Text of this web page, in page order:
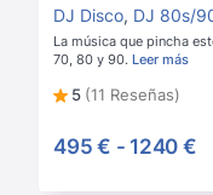
DJ Disco, DJ 80s/
La música que pincha
70, 80 y 90. Leer más
5 (11 Reseñas)
495 € - 1240 €